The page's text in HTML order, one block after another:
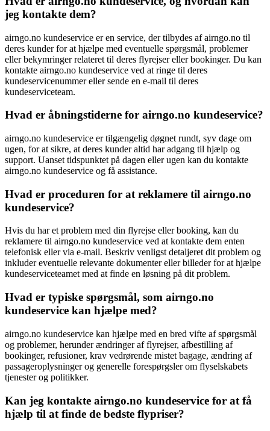
jeg kontakte dem?
airngo.no kundeservice er en service, der tilbydes af airngo.no til
deres kunder for at hjælpe med eventuelle spørgsmål, problemer
eller bekymringer relateret til deres flyrejser eller bookinger. Du kan
kontakte airngo.no kundeservice ved at ringe til deres
kundeservicenummer eller sende en e-mail til deres
kundeserviceteam.
Hvad er åbningstiderne for airngo.no kundeservice?
airngo.no kundeservice er tilgængelig døgnet rundt, syv dage om
ugen, for at sikre, at deres kunder altid har adgang til hjælp og
support. Uanset tidspunktet på dagen eller ugen kan du kontakte
airngo.no kundeservice og få assistance.
Hvad er proceduren for at reklamere til airngo.no
kundeservice?
Hvis du har et problem med din flyrejse eller booking, kan du
reklamere til airngo.no kundeservice ved at kontakte dem enten
telefonisk eller via e-mail. Beskriv venligst detaljeret dit problem og
inkluder eventuelle relevante dokumenter eller billeder for at hjælpe
kundeserviceteamet med at finde en løsning på dit problem.
Hvad er typiske spørgsmål, som airngo.no
kundeservice kan hjælpe med?
airngo.no kundeservice kan hjælpe med en bred vifte af spørgsmål
og problemer, herunder ændringer af flyrejser, afbestilling af
bookinger, refusioner, krav vedrørende mistet bagage, ændring af
passageroplysninger og generelle forespørgsler om flyselskabets
tjenester og politikker.
Kan jeg kontakte airngo.no kundeservice for at få
hjælp til at finde de bedste flypriser?